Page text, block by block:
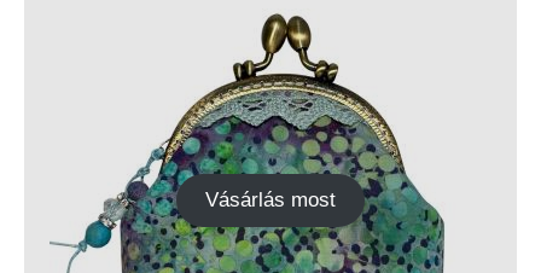
Vásárlás most